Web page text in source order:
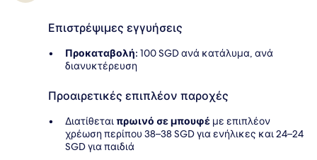
Επιστρέψιμες εγγυήσεις
Προκαταβολή: 100 SGD ανά κατάλυμα, ανά
διανυκτέρευση
Προαιρετικές επιπλέον παροχές
Διατίθεταιπρωινό σε μπουφέ με επιπλέον
χρέωση περίπου 38–38 SGD για ενήλικες και 24–24
SGD για παιδιά